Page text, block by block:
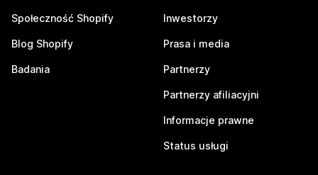
Społeczność Shopify
Blog Shopify
Badania
Inwestorzy
Prasa i media
Partnerzy
Partnerzy afiliacyjni
Informacje prawne
Status usługi